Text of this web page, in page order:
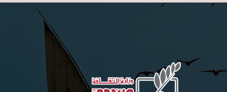
Skip to main content